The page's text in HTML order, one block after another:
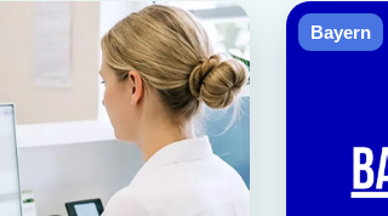
Bayern